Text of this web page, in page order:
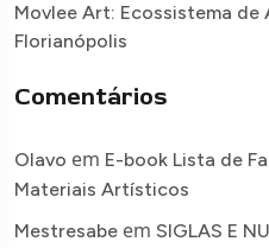
Movlee Art: Ecossistema
Florianópolis
Comentários
Olavo em E-book Lista de
Materiais Artísticos
Mestresabe em SIGLAS E